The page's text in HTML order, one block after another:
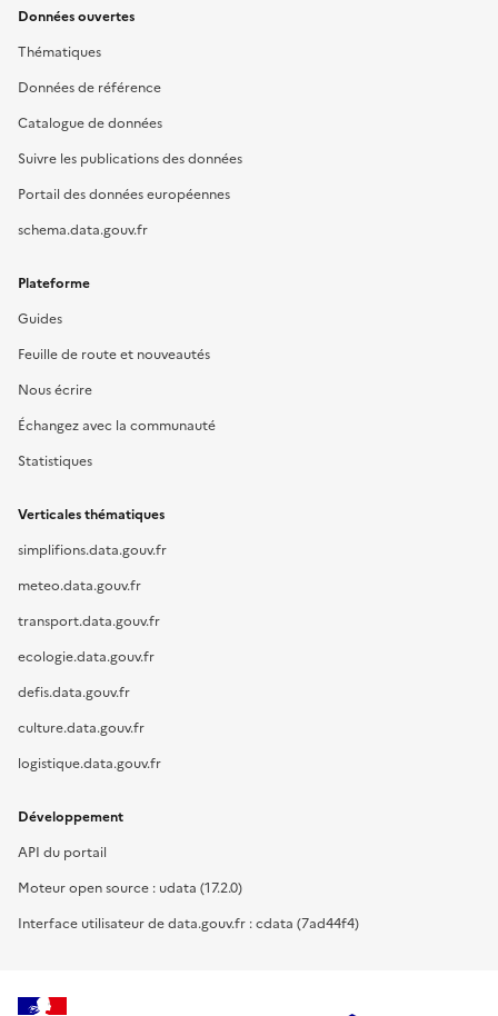
Données ouvertes
Thématiques
Données de référence
Catalogue de données
Suivre les publications des données
Portail des données européennes
schema.data.gouv.fr
Plateforme
Guides
Feuille de route et nouveautés
Nous écrire
Échangez avec la communauté
Statistiques
Verticales thématiques
simplifions.data.gouv.fr
meteo.data.gouv.fr
transport.data.gouv.fr
ecologie.data.gouv.fr
defis.data.gouv.fr
culture.data.gouv.fr
logistique.data.gouv.fr
Développement
API du portail
Moteur open source : udata (17.2.0)
Interface utilisateur de data.gouv.fr : cdata (7ad44f4)